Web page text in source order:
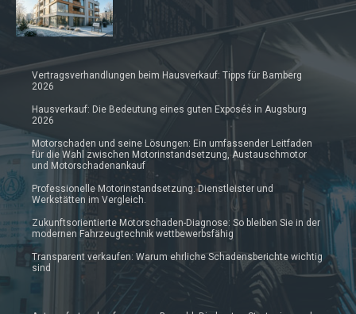
Vertragsverhandlungen beim Hausverkauf: Tipps für Bamberg
2026
Hausverkauf: Die Bedeutung eines guten Exposés in Augsburg
2026
Motorschaden und seine Lösungen: Ein umfassender Leitfaden
für die Wahl zwischen Motorinstandsetzung, Austauschmotor
und Motorschadenankauf
Professionelle Motorinstandsetzung: Dienstleister und
Werkstätten im Vergleich.
Zukunftsorientierte Motorschaden-Diagnose: So bleiben Sie in der
modernen Fahrzeugtechnik wettbewerbsfähig
Transparent verkaufen: Warum ehrliche Schadensberichte wichtig
sind